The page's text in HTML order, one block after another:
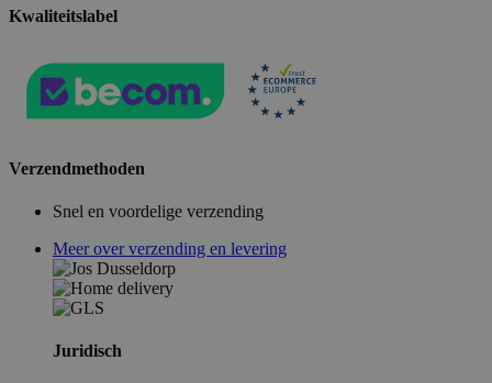
Kwaliteitslabel
Verzendmethoden
Snel en voordelige verzending
Meer over verzending en levering
Juridisch